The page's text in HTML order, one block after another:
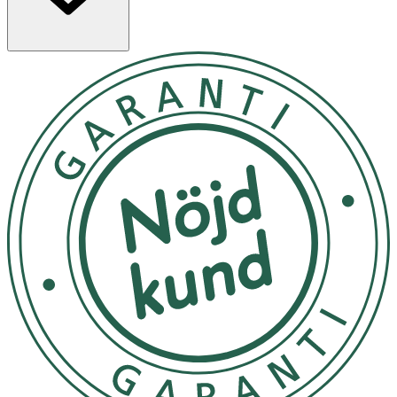
med hållbarhet. Den kompakta storleken och den lätta
praktiskt och effektivt alternativ till flytande balsam.
Dessutom är Hair Bars™ balsamkaka resevänlig,
eftersom den inte är flytande och därför enkelt kan tas
med Hair Bars™ Strengthening Conditioner Bar består
av en återfuktande men kraftfull bl
Efter schamponering sveper du bara din balsambar
direkt över ditt blöta hår, med fokus på hårets mittparti
och topparna. Låt balsamet verka i 1-2 minuter och skölj
sedan ur håret grundligt. Använd den gärna med en Hair
Bars™ Strengthening Shampoo Bar för bästa resultat.
För att se till att din balsamkaka håller dig länge bör den
förvaras på en torr plats när den inte används. Ett tvålfat
med fåror eller en särskild ask för schampokakor
fungerar bäst för att se till att den förblir fast och torr.
Förvara på en sval, torr plats, skyddad från direkt solljus.